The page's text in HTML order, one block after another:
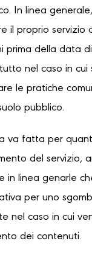
In linea
il proprio servizio
prima della data
nel caso in cui
le pratiche
pubblico.
va fatta per
del servizio,
in linea genarle
per uno
nel caso in cui
dei contenuti.